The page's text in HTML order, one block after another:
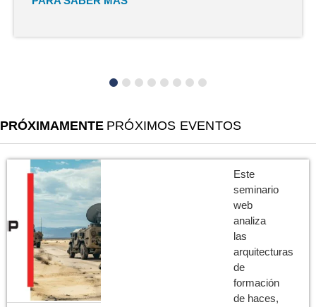
PRÓXIMAMENTE PRÓXIMOS EVENTOS
Este
seminario
web
analiza
las
arquitecturas
de
formación
de haces,